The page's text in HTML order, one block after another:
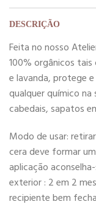
DESCRIÇÃO
Feita no nosso
100% orgânicos
e lavanda, protege
qualquer químico na
cabedais, sapatos
Modo de usar:
cera deve formar
aplicação
exterior : 2 em 2
recipiente bem